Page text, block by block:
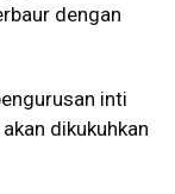
dengan
inti
dikukuhkan